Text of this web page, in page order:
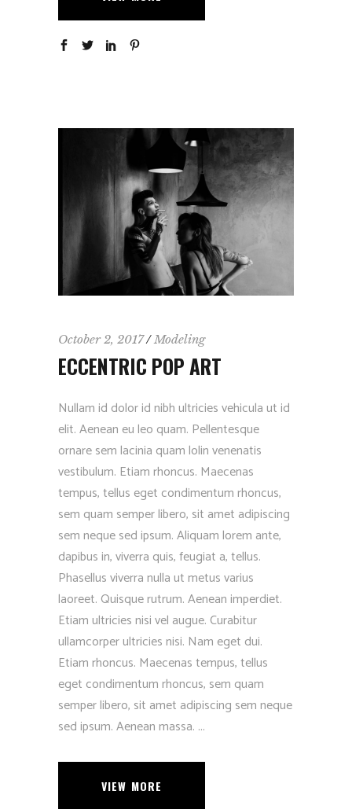
October 2, 2017 Modeling
ECCENTRIC POP ART
Nullam id dolor id nibh ultricies vehicula ut id
elit. Aenean eu leo quam. Pellentesque
ornare sem lacinia quam lolin venenatis
vestibulum. Etiam rhoncus. Maecenas
tempus, tellus eget condimentum rhoncus,
sem quam semper libero, sit amet adipiscing
sem neque sed ipsum. Aliquam lorem ante,
dapibus in, viverra quis, feugiat a, tellus.
Phasellus viverra nulla ut metus varius
laoreet. Quisque rutrum. Aenean imperdiet.
Etiam ultricies nisi vel augue. Curabitur
ullamcorper ultricies nisi. Nam eget dui.
Etiam rhoncus. Maecenas tempus, tellus
eget condimentum rhoncus, sem quam
semper libero, sit amet adipiscing sem neque
sed ipsum. Aenean massa.
VIEW MORE